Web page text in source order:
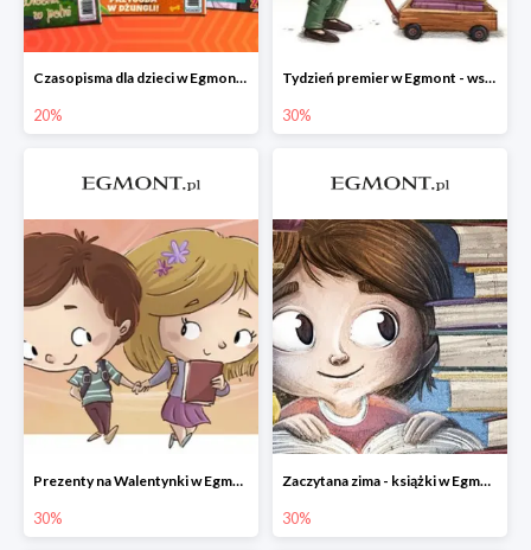
Czasopisma dla dzieci w Egmont do -20%
20%
Tydzień premier w Egmont - wszystko -30%
30%
Prezenty na Walentynki w Egmont do -30%
30%
Zaczytana zima - książki w Egmont -30%
30%